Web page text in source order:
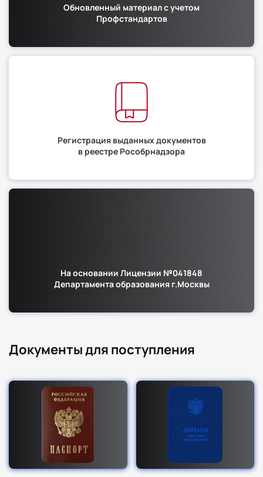
Обновленный материал с учетом
Профстандартов
Регистрация выданных документов
в реестре Рособрнадзора
На основании Лицензии №041848
Департамента образования г.Москвы
Документы для поступления